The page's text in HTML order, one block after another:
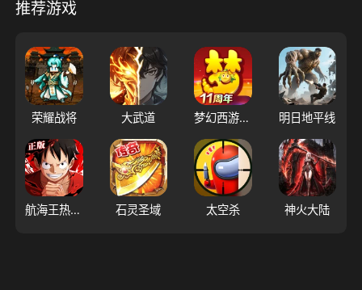
推荐游戏
荣耀战将 大武道 梦幻西游（大陆服） 明日地平线
航海王热血航线 石灵圣域 太空杀 神火大陆